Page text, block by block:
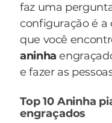
faz uma
configuração é a
que você
aninha
e fazer as
Top 10 Aninha
engraçados